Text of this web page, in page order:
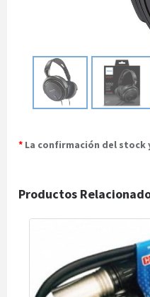
* La confirmación del stock
Productos